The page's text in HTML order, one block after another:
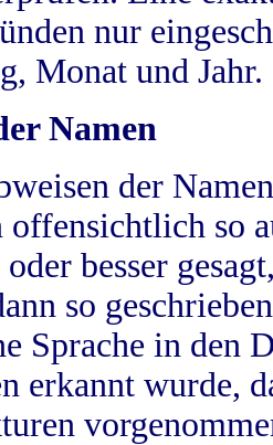
nur
Monat und Jahr.
Namen
der
offensichtlich so
besser
so
Sprache in
erkannt wurde,